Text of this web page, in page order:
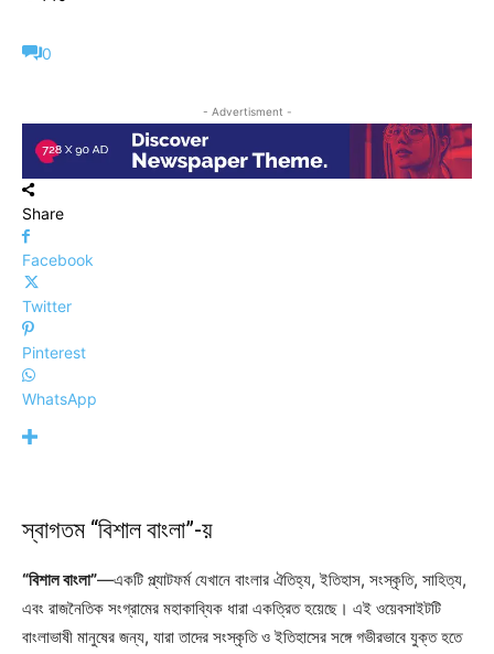
0
- Advertisment -
Share
Facebook
Twitter
Pinterest
WhatsApp
স্বাগতম “বিশাল বাংলা”-য়
“বিশাল বাংলা”—একটি প্ল্যাটফর্ম যেখানে বাংলার ঐতিহ্য, ইতিহাস, সংস্কৃতি, সাহিত্য,
এবং রাজনৈতিক সংগ্রামের মহাকাব্যিক ধারা একত্রিত হয়েছে। এই ওয়েবসাইটটি
বাংলাভাষী মানুষের জন্য, যারা তাদের সংস্কৃতি ও ইতিহাসের সঙ্গে গভীরভাবে যুক্ত হতে